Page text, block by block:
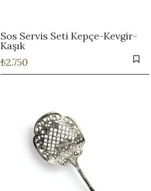
Sos Servis Seti Kepçe-Kevgir-
Kaşık
₺2.750